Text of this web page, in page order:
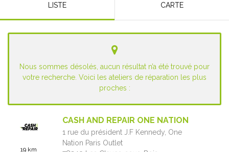
LISTE CARTE
Nous sommes désolés, aucun résultat n’a été trouvé pour
votre recherche. Voici les ateliers de réparation les plus
proches :
19 km
CASH AND REPAIR ONE NATION
1 rue du président J.F Kennedy, One
Nation Paris Outlet